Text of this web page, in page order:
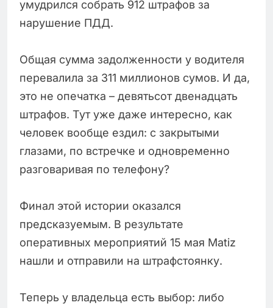
умудрился собрать 912 штрафов за
нарушение ПДД.
Общая сумма задолженности у водителя
перевалила за 311 миллионов сумов. И да,
это не опечатка – девятьсот двенадцать
штрафов. Тут уже даже интересно, как
человек вообще ездил: с закрытыми
глазами, по встречке и одновременно
разговаривая по телефону?
Финал этой истории оказался
предсказуемым. В результате
оперативных мероприятий 15 мая Matiz
нашли и отправили на штрафстоянку.
Теперь у владельца есть выбор: либо